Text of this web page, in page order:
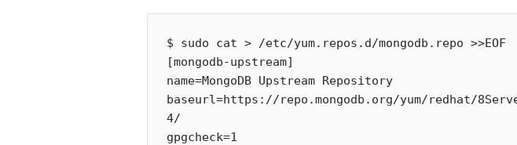
$ sudo cat > /etc/yum.repos.d/mongodb.repo >>EOF
[mongodb-upstream]
name=MongoDB Upstream Repository
baseurl=https://repo.mongodb.org/yum/redhat/
4/
gpgcheck=1